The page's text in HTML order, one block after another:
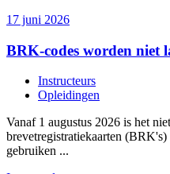
17 juni 2026
BRK-codes worden niet
Instructeurs
Opleidingen
Vanaf 1 augustus 2026 is het
brevetregistratiekaarten
gebruiken ...